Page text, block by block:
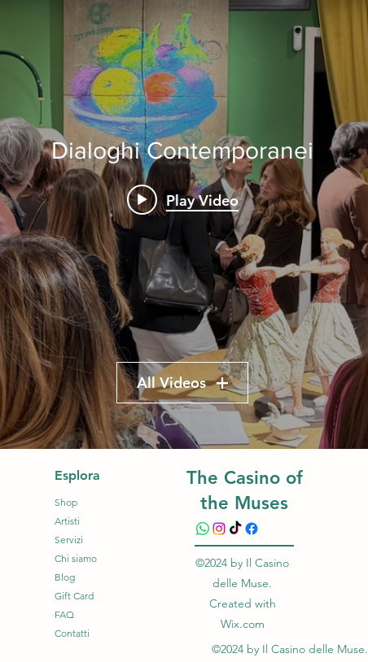
Dialoghi Contemporanei
Play Video
All Videos
Esplora
Shop
Artisti
Servizi
Chi siamo
Blog
Gift Card
FAQ
Contatti
The Casino of
the Muses
©2024 by Il Casino
delle Muse.
Created with
Wix.com
©2024 by Il Casino delle Muse.